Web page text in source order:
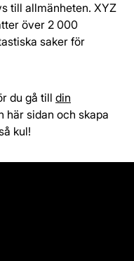
till allmänheten. XYZ
över 2 000
saker för
du gå till din
här sidan och skapa
kul!